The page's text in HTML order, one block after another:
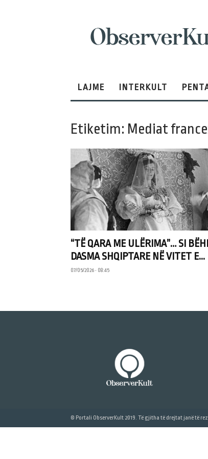
LAJME INTERKULT
Etiketim: Mediat
“TË QARA ME ULËRIMA”… SI
DASMA SHQIPTARE NË VITET E...
07/05/2026 • 08:45
© Portali ObserverKult 2019. Të gjitha të drejtat janë të